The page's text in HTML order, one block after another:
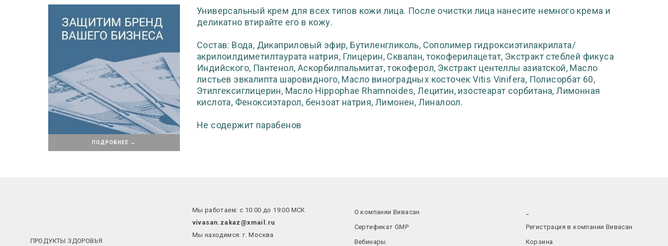
Универсальный крем для всех типов кожи лица. После очистки лица нанесите немного крема и
деликатно втирайте его в кожу.
Состав: Вода, Дикаприловый эфир, Бутиленгликоль, Сополимер гидроксиэтилакрилата/
акрилоилдиметилтаурата натрия, Глицерин, Сквалан, токоферилацетат, Экстракт стеблей фикуса
Индийского, Пантенол, Аскорбилпальмитат, токоферол, Экстракт центеллы азиатской, Масло
листьев эвкалипта шаровидного, Масло виноградных косточек Vitis Vinifera, Полисорбат 60,
Этилгексиглицерин, Масло Hippophae Rhamnoides, Лецитин, изостеарат сорбитана, Лимонная
кислота, Феноксиэтарол, бензоат натрия, Лимонен, Линалоол.
Не содержит парабенов
ПОДРОБНЕЕ →
ПРОДУКТЫ ЗДОРОВЬЯ
Мы работаем: с 10:00 до 19:00 МСК
vivasan.zakaz@xmail.ru
Мы находимся: г. Москва
О компании Вивасан
Сертификат GMP
Вебинары
Регистрация в компании Вивасан
Корзина